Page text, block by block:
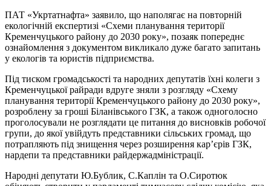
ПАТ «Укртатнафта» заявило, що наполягає на повторній
екологічній експертизі «Схеми планування території
Кременчуцького району до 2030 року», позаяк попереднє
ознайомлення з документом викликало дуже багато запитань
у екологів та юристів підприємства.
Під тиском громадськості та народних депутатів їхні колеги з
Кременчуцької райради вдруге зняли з розгляду «Схему
планування території Кременчуцького району до 2030 року»,
розроблену за гроші Біланівського ГЗК, а також одноголосно
проголосували не розглядати це питання до висновків робочої
групи, до якої увійдуть представники сільських громад, що
потрапляють під знищення через розширення кар’єрів ГЗК,
нардепи та представники райдержадміністрації.
Народні депутати Ю.Бублик, С.Каплін та О.Сиротюк